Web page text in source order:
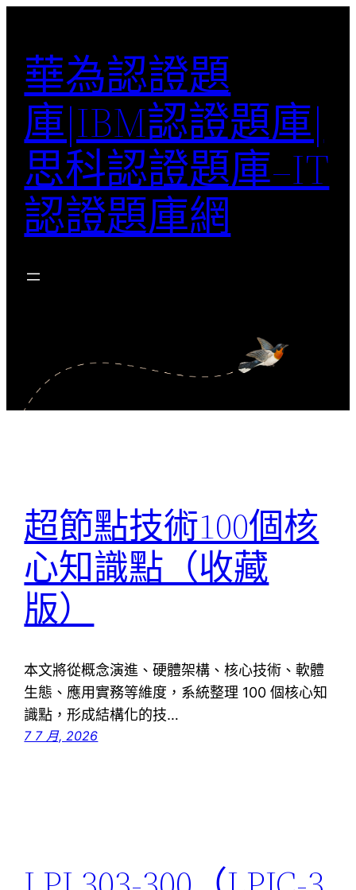
華為認證題
庫|IBM認證題庫|
思科認證題庫–IT
認證題庫網
超節點技術100個核
心知識點（收藏
版）
本文將從概念演進、硬體架構、核心技術、軟體
生態、應用實務等維度，系統整理 100 個核心知
識點，形成結構化的技…
7 7 月, 2026